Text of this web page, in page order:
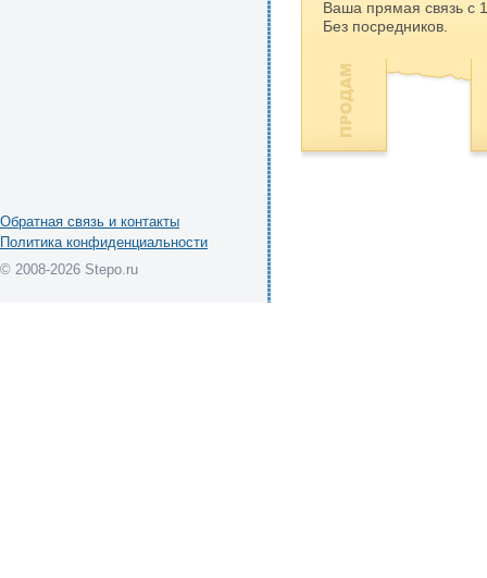
Ваша прямая связь с
Без посредников.
Обратная связь и контакты
Политика конфиденциальности
© 2008-2026 Stepo.ru